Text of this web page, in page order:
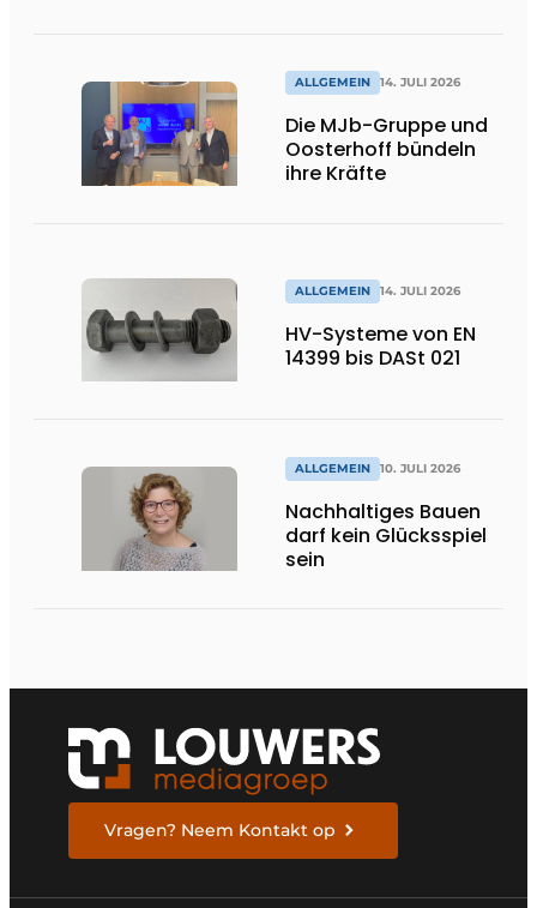
ALLGEMEIN 14. JULI 2026
Die MJb-Gruppe und
Oosterhoff bündeln
ihre Kräfte
ALLGEMEIN 14. JULI 2026
HV-Systeme von EN
14399 bis DASt 021
ALLGEMEIN 10. JULI 2026
Nachhaltiges Bauen
darf kein Glücksspiel
sein
Vragen? Neem Kontakt op